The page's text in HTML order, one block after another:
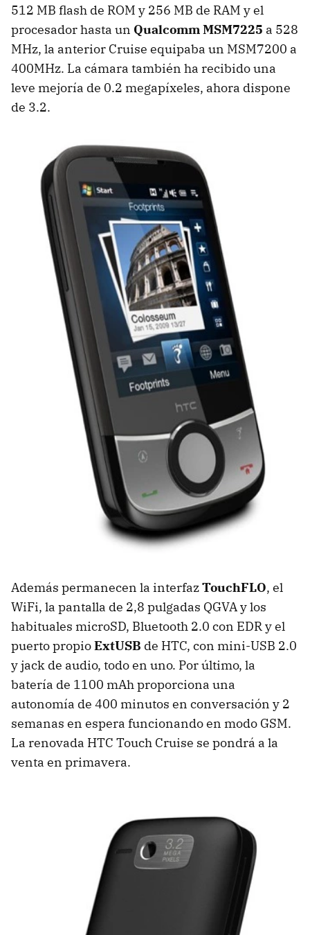
512 MB flash de ROM y 256 MB de RAM y el
procesador hasta un Qualcomm MSM7225 a 528
MHz, la anterior Cruise equipaba un MSM7200 a
400MHz. La cámara también ha recibido una
leve mejoría de 0.2 megapíxeles, ahora dispone
de 3.2.
Además permanecen la interfazTouchFLO, el
WiFi, la pantalla de 2,8 pulgadas QGVAy los
habituales microSD, Bluetooth 2.0 con EDRy el
puerto propioExtUSB de HTC, con mini-USB 2.0
y jack de audio, todo en uno. Por último, la
batería de 1100 mAh proporciona una
autonomía de 400 minutos en conversación y 2
semanas en espera funcionando en modo GSM.
La renovada HTC Touch Cruise se pondrá a la
venta en primavera.